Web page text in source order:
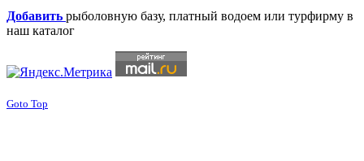
Добавить рыболовную базу, платный водоем или турфирму в
наш каталог
Goto Top